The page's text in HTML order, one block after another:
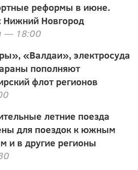
реформы в июне.
Нижний Новгород
— 18:00
«Валдаи», электросуда
пополняют
флот регионов
летние поезда
для поездок к южным
и в другие регионы